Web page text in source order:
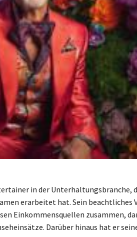
in der Unterhaltungsbranche,
erarbeitet hat. Sein beachtliches
Einkommensquellen zusammen,
Darüber hinaus hat er